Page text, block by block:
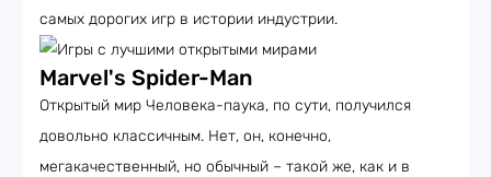
самых дорогих игр в истории индустрии.
Marvel's Spider-Man
Открытый мир Человека-паука, по сути, получился
довольно классичным. Нет, он, конечно,
мегакачественный, но обычный – такой же, как и в